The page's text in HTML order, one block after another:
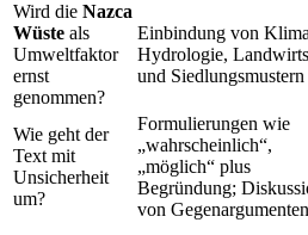
Wird die Nazca
Wüste als
Umweltfaktor
ernst
genommen?
Einbindung von
Hydrologie,
und Siedlungsmustern
Wie geht der
Text mit
Unsicherheit
um?
Formulierungen wie
„wahrscheinlich“,
„möglich“ plus
Begründung;
von Gegenargumenten